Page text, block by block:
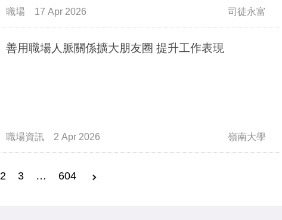
職場 17 Apr 2026 司徒永富
善用職場人脈關係擴大朋友圈 提升工作表現
職場資訊 2 Apr 2026 嶺南大學
2 3 … 604